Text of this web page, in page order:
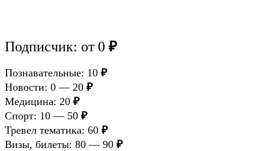
Подписчик: от 0 ₽
Познавательные: 10 ₽
Новости: 0 — 20 ₽
Медицина: 20 ₽
Спорт: 10 — 50 ₽
Тревел тематика: 60 ₽
Визы, билеты: 80 — 90 ₽